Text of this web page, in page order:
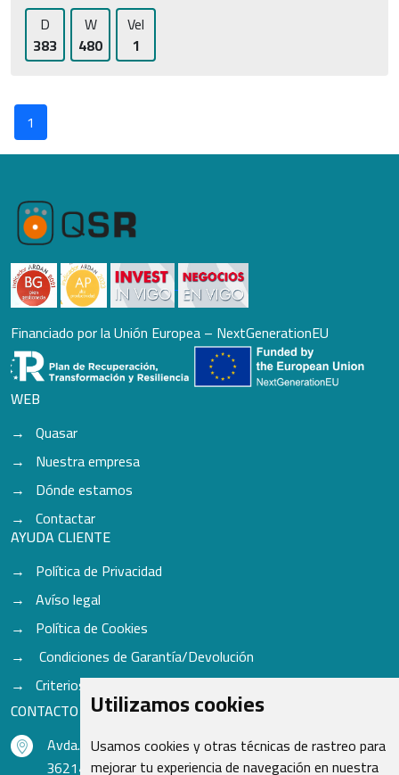
Utilizamos cookies
Usamos cookies y otras técnicas de rastreo para
mejorar tu experiencia de navegación en nuestra
D
383
W
480
Vel
1
1
Financiado por la Unión Europea – NextGenerationEU
WEB
Quasar
Nuestra empresa
Dónde estamos
Contactar
AYUDA CLIENTE
Política de Privacidad
Avíso legal
Política de Cookies
Condiciones de Garantía/Devolución
Criterios para aceptación de Cascos
CONTACTO
Avda. do Freixo - Sardoma, 13
36214 Vigo - Pontevedra - España